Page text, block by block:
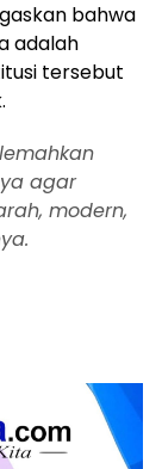
bahwa
adalah
tersebut
agar
modern,